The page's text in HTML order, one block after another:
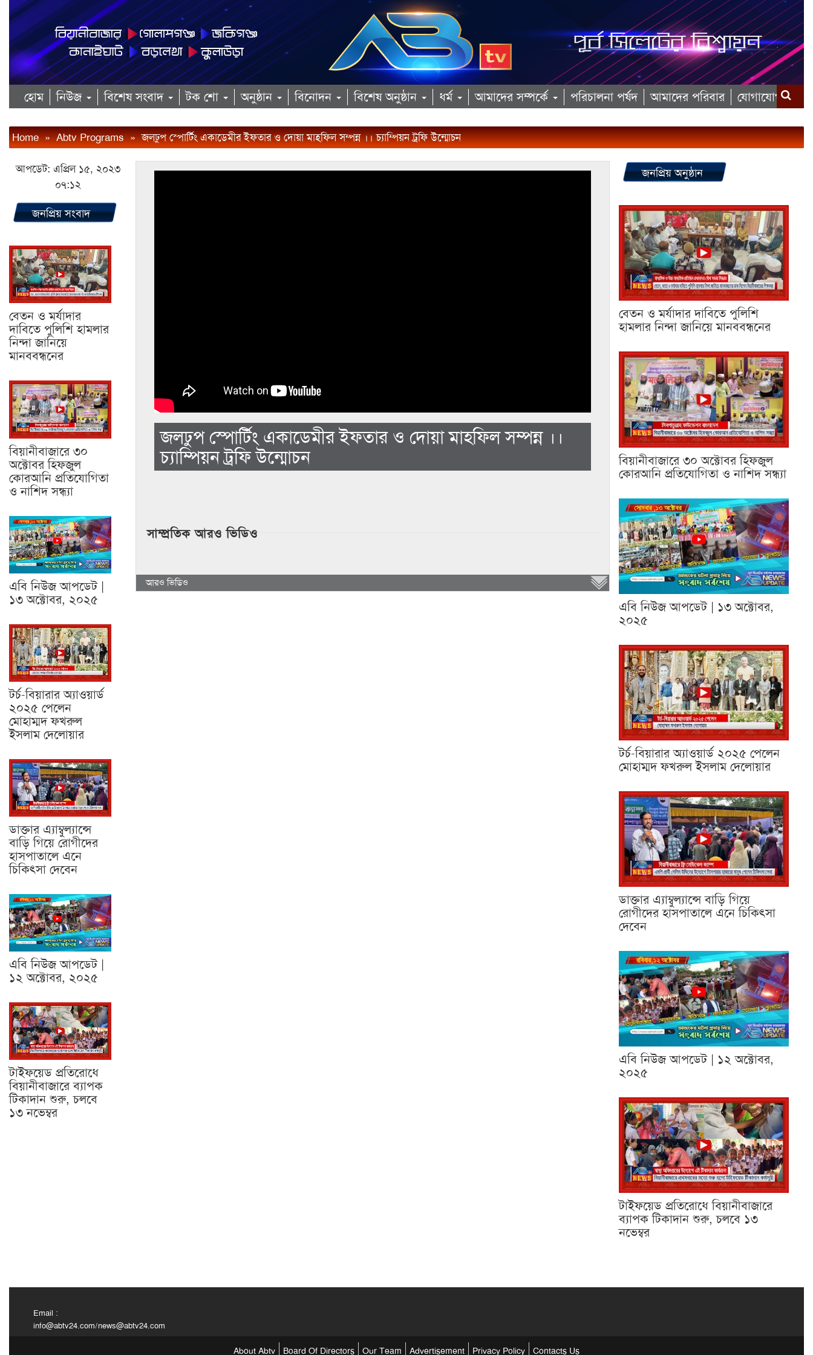
হোম নিউজ বিশেষ সংবাদ টক শো অনুষ্ঠান বিনোদন বিশেষ অনুষ্ঠান ধর্ম আমাদের সম্পর্কে পরিচালনা পর্ষদ আমাদের পরিবার যোগাযোগ
Home » Abtv Programs » জলঢুপ স্পোর্টিং একাডেমীর ইফতার ও দোয়া মাহফিল সম্পন্ন ।। চ্যাম্পিয়ন ট্রফি উন্মোচন
আপডেট: এপ্রিল ১৫, ২০২৩
০৭:১২
জনপ্রিয় সংবাদ
বেতন ও মর্যাদার
দাবিতে পুলিশি হামলার
নিন্দা জানিয়ে
মানববন্ধনের
বিয়ানীবাজারে ৩০
অক্টোবর হিফজুল
কোরআনি প্রতিযোগিতা
ও নাশিদ সন্ধ্যা
এবি নিউজ আপডেট |
১৩ অক্টোবর, ২০২৫
টর্চ-বিয়ারার অ্যাওয়ার্ড
২০২৫ পেলেন
মোহাম্মদ ফখরুল
ইসলাম দেলোয়ার
ডাক্তার এ্যাম্বুল্যান্সে
বাড়ি গিয়ে রোগীদের
হাসপাতালে এনে
চিকিৎসা দেবেন
এবি নিউজ আপডেট |
১২ অক্টোবর, ২০২৫
টাইফয়েড প্রতিরোধে
বিয়ানীবাজারে ব্যাপক
টিকাদান শুরু, চলবে
১৩ নভেম্বর
জলঢুপ স্পোর্টিং একাডেমীর ইফতার ও দোয়া মাহফিল সম্পন্ন ।।
চ্যাম্পিয়ন ট্রফি উন্মোচন
সাম্প্রতিক আরও ভিডিও
আরও ভিডিও
জনপ্রিয় অনুষ্ঠান
বেতন ও মর্যাদার দাবিতে পুলিশি
হামলার নিন্দা জানিয়ে মানববন্ধনের
বিয়ানীবাজারে ৩০ অক্টোবর হিফজুল
কোরআনি প্রতিযোগিতা ও নাশিদ সন্ধ্যা
এবি নিউজ আপডেট | ১৩ অক্টোবর,
২০২৫
টর্চ-বিয়ারার অ্যাওয়ার্ড ২০২৫ পেলেন
মোহাম্মদ ফখরুল ইসলাম দেলোয়ার
ডাক্তার এ্যাম্বুল্যান্সে বাড়ি গিয়ে
রোগীদের হাসপাতালে এনে চিকিৎসা
দেবেন
এবি নিউজ আপডেট | ১২ অক্টোবর,
২০২৫
টাইফয়েড প্রতিরোধে বিয়ানীবাজারে
ব্যাপক টিকাদান শুরু, চলবে ১৩
নভেম্বর
Email :
info@abtv24.com/news@abtv24.com
About Abtv Board Of Directors Our Team Advertisement Privacy Policy Contacts Us